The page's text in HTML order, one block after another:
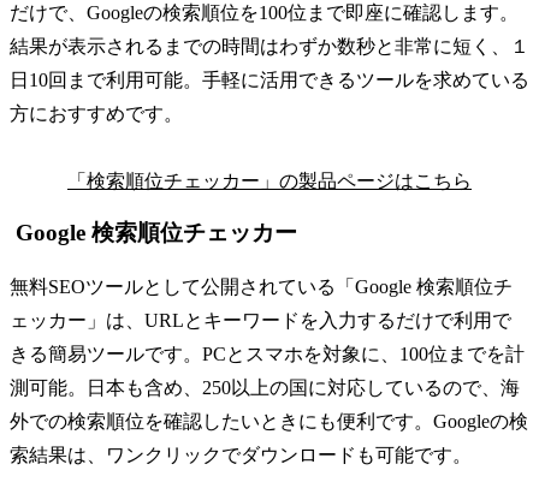
だけで、Googleの検索順位を100位まで即座に確認します。
結果が表示されるまでの時間はわずか数秒と非常に短く、１
日10回まで利用可能。手軽に活用できるツールを求めている
方におすすめです。
「検索順位チェッカー」の製品ページはこちら
Google 検索順位チェッカー
無料SEOツールとして公開されている「Google 検索順位チ
ェッカー」は、URLとキーワードを入力するだけで利用で
きる簡易ツールです。PCとスマホを対象に、100位までを計
測可能。日本も含め、250以上の国に対応しているので、海
外での検索順位を確認したいときにも便利です。Googleの検
索結果は、ワンクリックでダウンロードも可能です。